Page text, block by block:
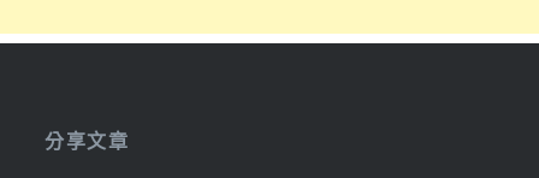
分享文章